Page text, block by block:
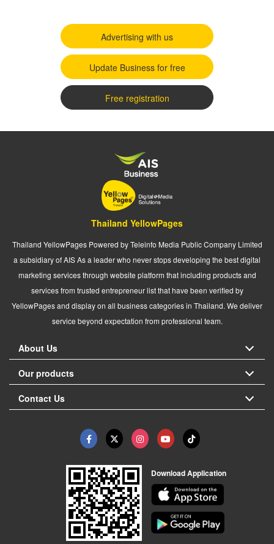
Advertising with us
Update Business for free
Free registration
Thailand YellowPages
Thailand YellowPages Powered by Teleinfo Media Public Company Limited
a subsidiary of AIS As a leader who never stops developing the best digital
marketing services through website platform that including products and
services from trusted entrepreneur list that have been verified by
YellowPages and display on all business categories in Thailand. We deliver
service beyond expectation from professional team.
About Us
Our products
Contact Us
Download Application